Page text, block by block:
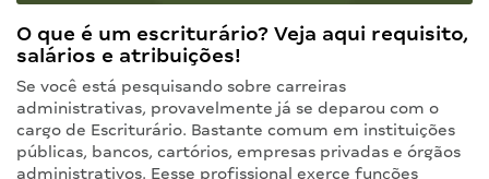
O que é um escriturário? Veja aqui requisito,
salários e atribuições!
Se você está pesquisando sobre carreiras
administrativas, provavelmente já se deparou com o
cargo de Escriturário. Bastante comum em instituições
públicas, bancos, cartórios, empresas privadas e órgãos
administrativos. Eesse profissional exerce funções